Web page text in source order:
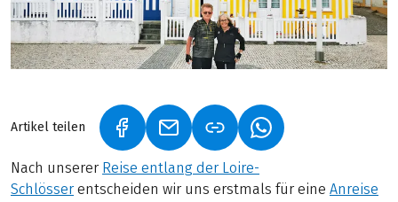
Artikel teilen (LINK ÖFFNET IN NEUEM TAB)
(LINK ÖFFNET IN NEUEM TAB)
(LINK ÖFFNET IN
Nach unserer Reise entlang der Loire-
Schlösser entscheiden wir uns erstmals für eine Anreise